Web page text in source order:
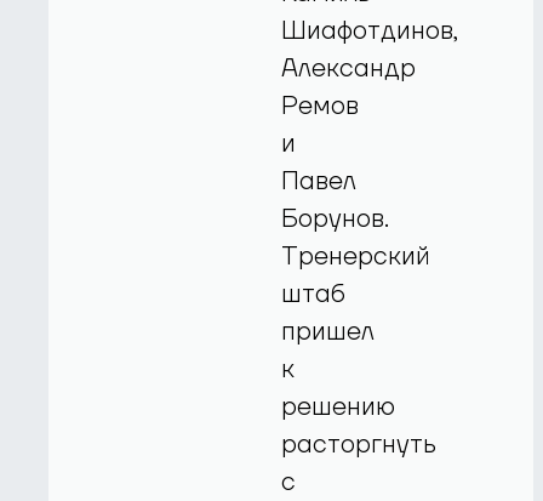
Шиафотдинов,
Александр
Ремов
и
Павел
Борунов.
Тренерский
штаб
пришел
к
решению
расторгнуть
с